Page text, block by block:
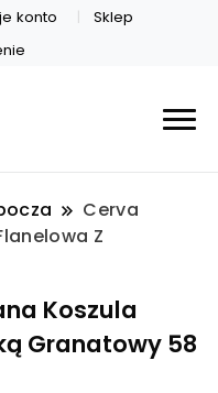
konto
Sklep
Cerva
Z
Koszula
Granatowy 58